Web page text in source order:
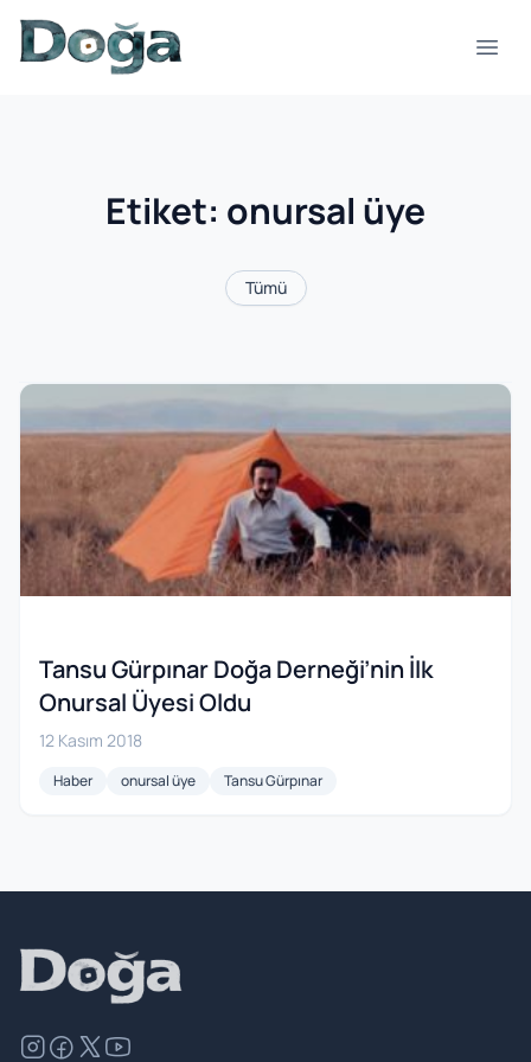
İçeriğe geç
Etiket: onursal üye
Tümü
Tansu Gürpınar Doğa Derneği’nin İlk
Onursal Üyesi Oldu
12 Kasım 2018
Haber onursal üye Tansu Gürpınar